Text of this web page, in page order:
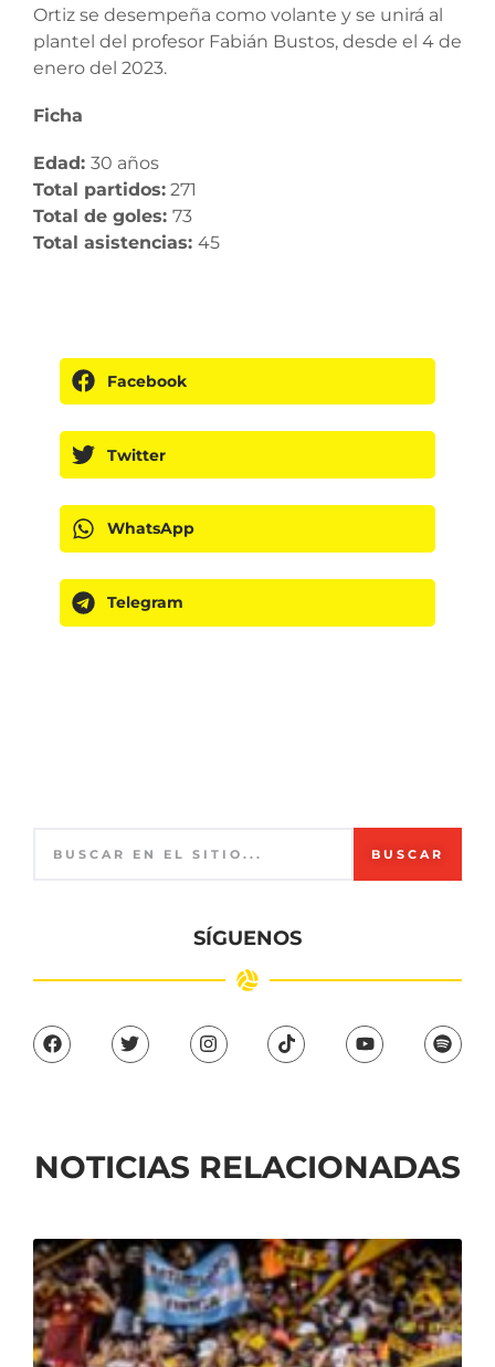
Ortiz se desempeña como volante y se unirá al
plantel del profesor Fabián Bustos, desde el 4 de
enero del 2023.
Ficha
Edad: 30 años
Total partidos: 271
Total de goles: 73
Total asistencias: 45
Facebook
Twitter
WhatsApp
Telegram
BUSCAR
SÍGUENOS
NOTICIAS RELACIONADAS